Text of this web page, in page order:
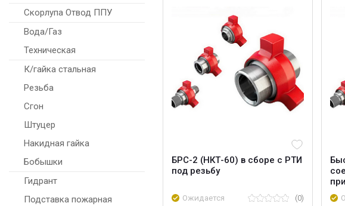
Скорлупа Отвод ППУ
Вода/Газ
Техническая
К/гайка стальная
Резьба
Сгон
Штуцер
Накидная гайка
Бобышки
Гидрант
Подставка пожарная
БРС-2 (НКТ-60) в сборе с РТИ
под резьбу
Ожидается (0)